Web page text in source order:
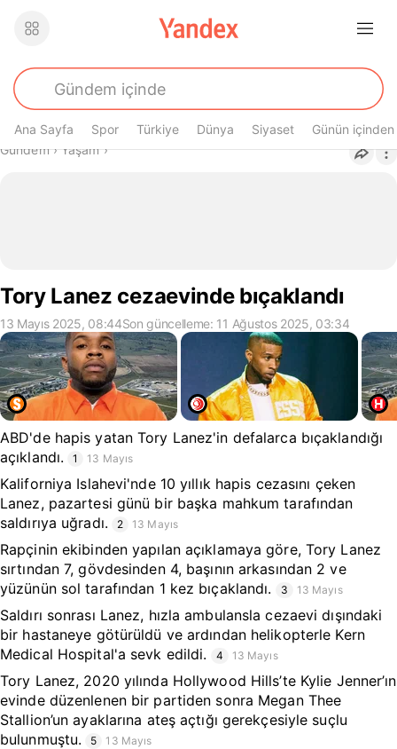
Ana Sayfa Spor Türkiye Dünya Siyaset Günün içinden
Buradasın
Gündem› Yaşam›
Tory Lanez cezaevinde bıçaklandı
13 Mayıs 2025, 08:44Son güncelleme: 11 Ağustos 2025, 03:34
ABD'de hapis yatan Tory Lanez'in defalarca bıçaklandığı
açıklandı.
1 13 Mayıs
Kaliforniya Islahevi'nde 10 yıllık hapis cezasını çeken
Lanez, pazartesi günü bir başka mahkum tarafından
saldırıya uğradı.
2 13 Mayıs
Rapçinin ekibinden yapılan açıklamaya göre, Tory Lanez
sırtından 7, gövdesinden 4, başının arkasından 2 ve
yüzünün sol tarafından 1 kez bıçaklandı.
3 13 Mayıs
Saldırı sonrası Lanez, hızla ambulansla cezaevi dışındaki
bir hastaneye götürüldü ve ardından helikopterle Kern
Medical Hospital'a sevk edildi.
4 13 Mayıs
Tory Lanez, 2020 yılında Hollywood Hills’te Kylie Jenner’ın
evinde düzenlenen bir partiden sonra Megan Thee
Stallion’un ayaklarına ateş açtığı gerekçesiyle suçlu
bulunmuştu.
5 13 Mayıs